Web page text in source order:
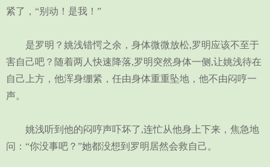
紧了，“别动！是我！”
是罗明？姚浅错愕之余，身体微微放松,罗明应该不至于
害自己吧？随着两人快速降落,罗明突然身体一侧,让姚浅待在
自己上方，他浑身绷紧，任由身体重重坠地，他不由闷哼一
声。
姚浅听到他的闷哼声吓坏了,连忙从他身上下来，焦急地
问：“你没事吧？”她都没想到罗明居然会救自己。